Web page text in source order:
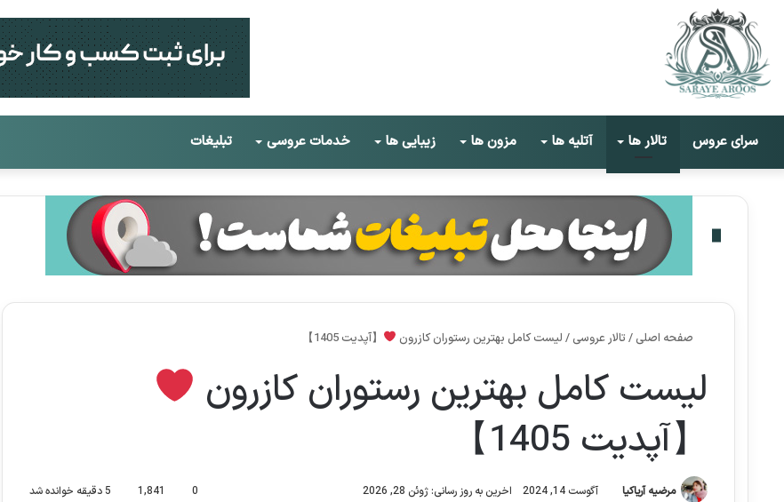
سرای عروس تالار ها آتلیه ها مزون ها زیبایی ها خدمات عروسی تبلیغات
صفحه اصلی / تالار عروسی / لیست کامل بهترین رستوران کازرون 【آپدیت 1405】
لیست کامل بهترین رستوران کازرون
【آپدیت 1405】
مرضیه آریاکیا آگوست 14, 2024 اخرین به روز رسانی: ژوئن 28, 2026 0
1,841